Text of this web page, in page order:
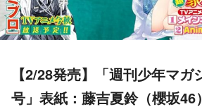
【2/28発売】「週刊少年マガジン 2024年 13
号」表紙：藤吉夏鈴（櫻坂46）